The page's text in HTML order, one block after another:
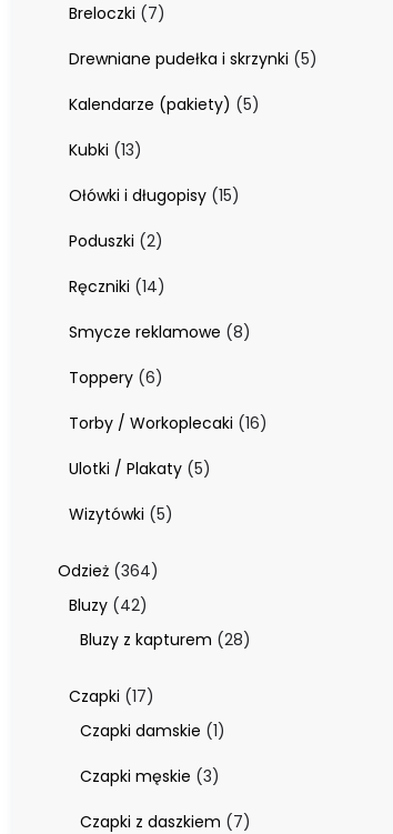
Breloczki
77
Drewniane pudełka i skrzynki 55
Kalendarze (pakiety)
55
Kubki 1313
Ołówki i długopisy 1515
Poduszki 22
Ręczniki 1414
Smycze reklamowe 88
Toppery 66
Torby / Workoplecaki 1616
Ulotki / Plakaty 55
Wizytówki 55
Odzież 364364
Bluzy 4242
Bluzy z kapturem 2828
Czapki 1717
produktów
Czapki damskie 11
Czapki męskie 33
Czapki z daszkiem
77